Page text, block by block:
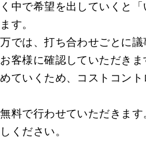
中で希望を出していくと
す。
では、打ち合わせごとに議
客様に確認していただきま
ていくため、コストコン
料で行わせていただきま
ください。